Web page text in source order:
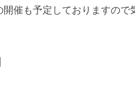
催も予定しておりますの